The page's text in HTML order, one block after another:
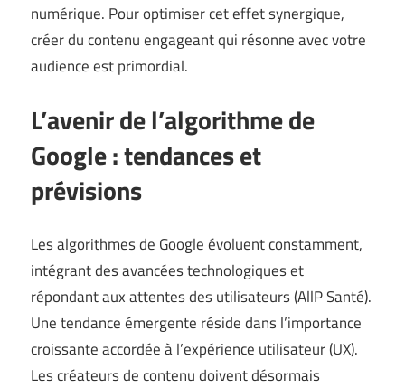
numérique. Pour optimiser cet effet synergique,
créer du contenu engageant qui résonne avec votre
audience est primordial.
L’avenir de l’algorithme de
Google : tendances et
prévisions
Les algorithmes de Google évoluent constamment,
intégrant des avancées technologiques et
répondant aux attentes des utilisateurs (AllP Santé).
Une tendance émergente réside dans l’importance
croissante accordée à l’expérience utilisateur (UX).
Les créateurs de contenu doivent désormais